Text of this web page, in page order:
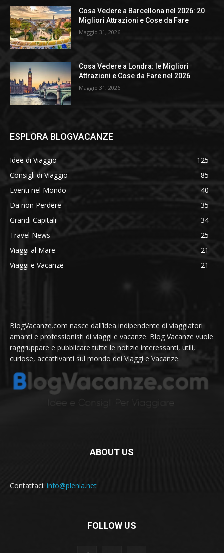
Cosa Vedere a Barcellona nel 2026: 20
Migliori Attrazioni e Cose da Fare
Maggio 31, 2026
Cosa Vedere a Londra: le Migliori
Attrazioni e Cose da Fare nel 2026
Maggio 31, 2026
ESPLORA BLOGVACANZE
Idee di Viaggio
125
Consigli di Viaggio
85
Eventi nel Mondo
40
Da non Perdere
35
Grandi Capitali
34
Travel News
25
Viaggi al Mare
21
Viaggi e Vacanze
21
BlogVacanze.com nasce dall’idea indipendente di viaggiatori
amanti e professionisti di viaggi e vacanze. Blog Vacanze vuole
raggruppare e pubblicare tutte le notizie interessanti, utili,
curiose, accattivanti sul mondo dei Viaggi e Vacanze.
ABOUT US
Contattaci: info@plenia.net
FOLLOW US